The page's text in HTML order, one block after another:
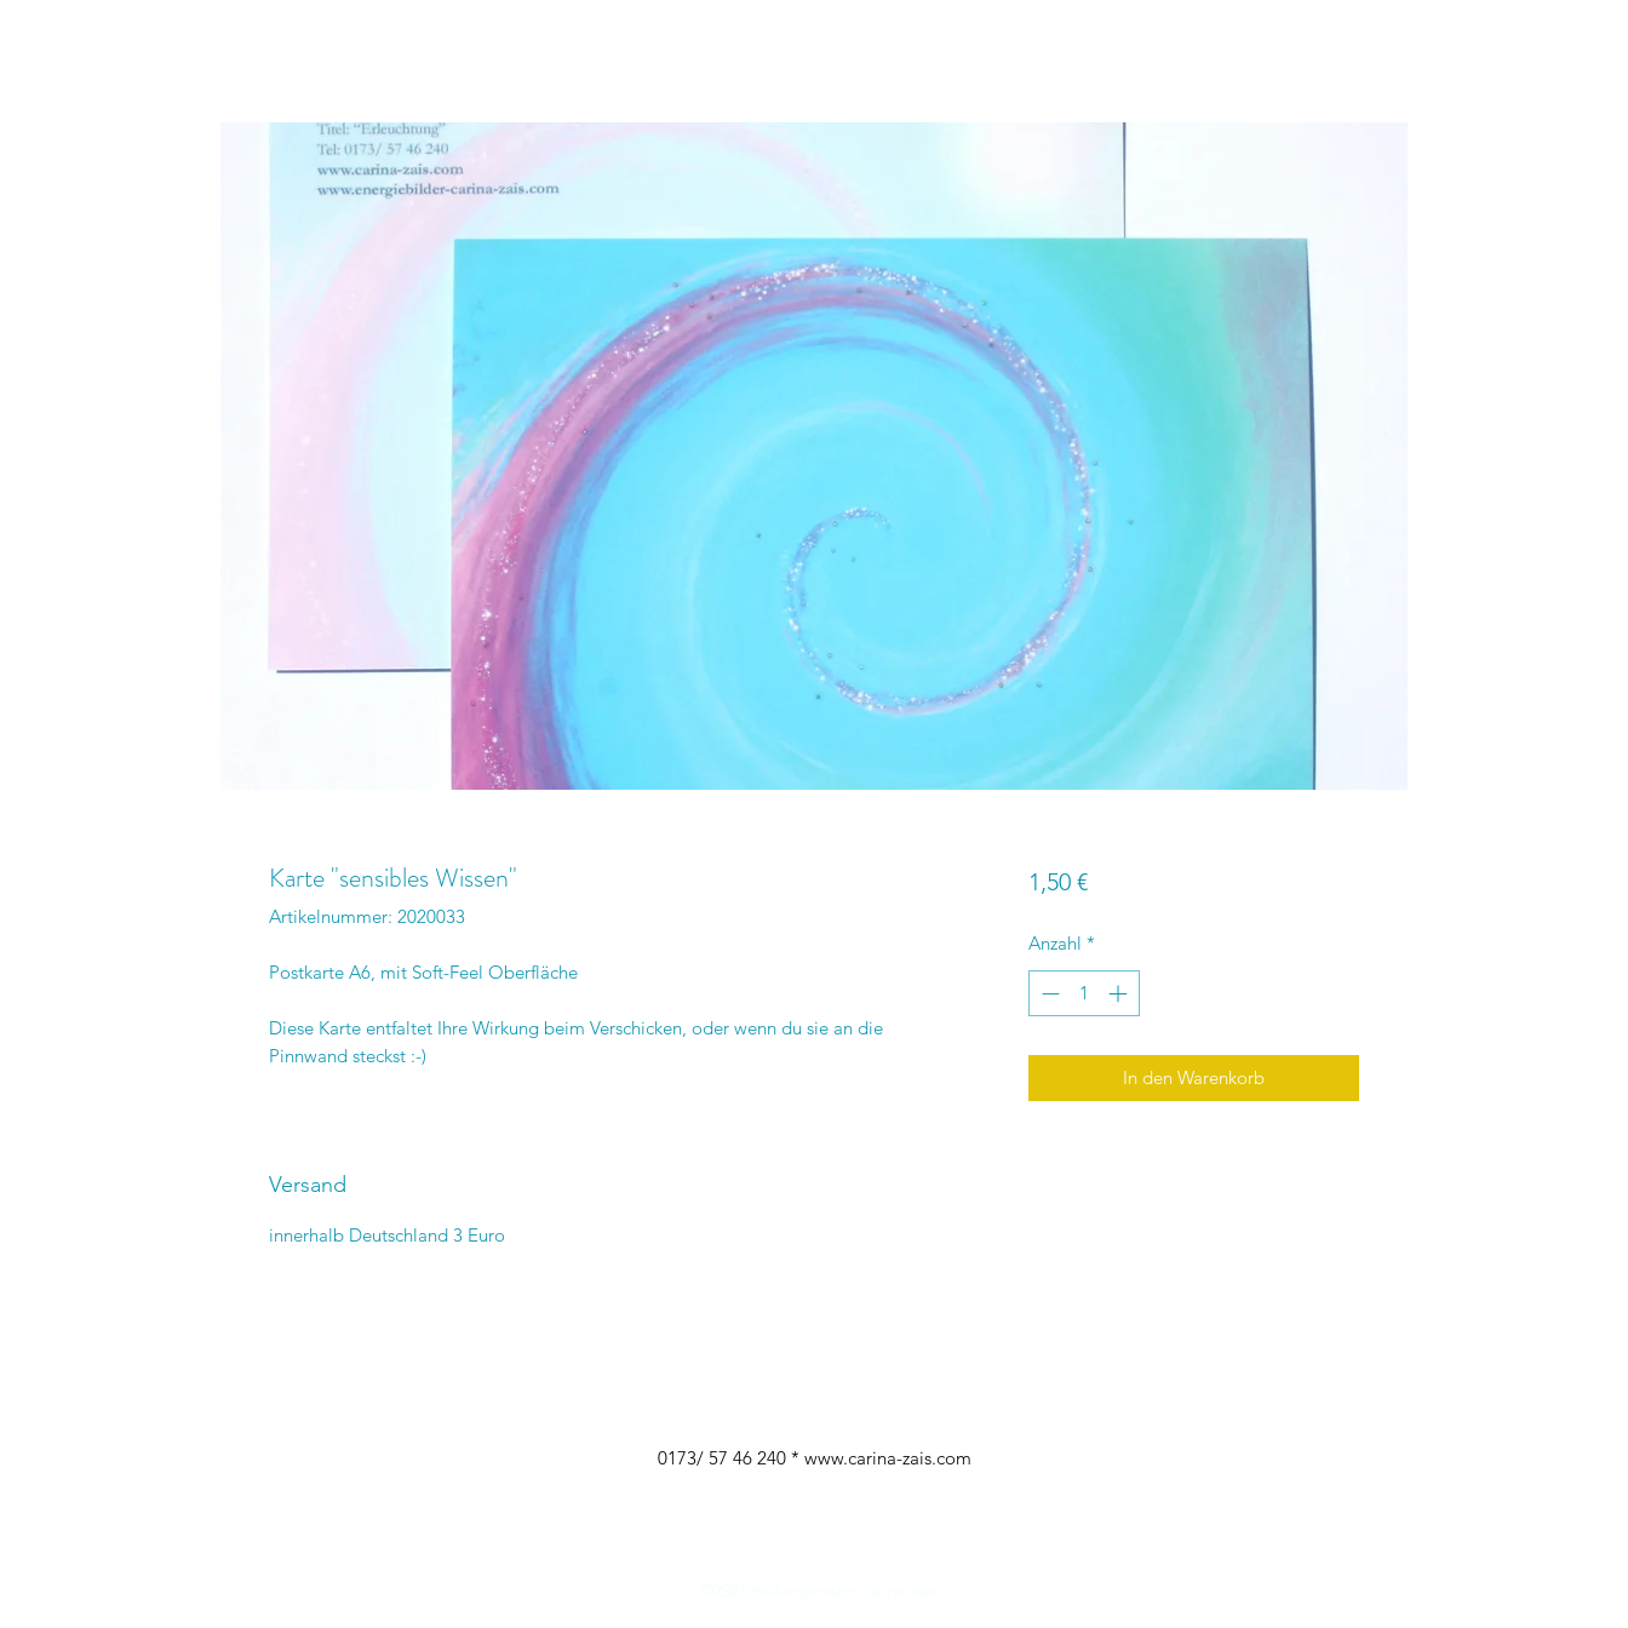
Karte "sensibles Wissen"
Artikelnummer: 2020033
Postkarte A6, mit Soft-Feel Oberfläche
Diese Karte entfaltet Ihre Wirkung beim Verschicken, oder wenn du sie an die
Pinnwand steckst :-)
Versand
innerhalb Deutschland 3 Euro
1,50 €Preis
Anzahl *
In den Warenkorb
0173/ 57 46 240 * www.carina-zais.com